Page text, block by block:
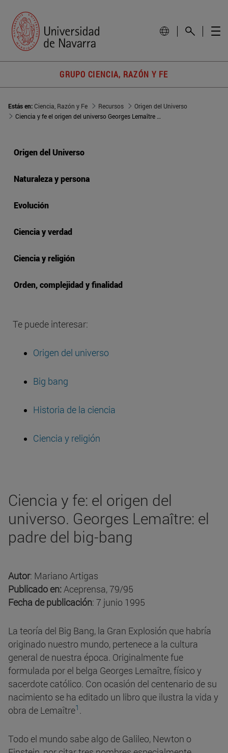
GRUPO CIENCIA, RAZÓN Y FE
Estás en:Ciencia, Razón y Fe Recursos
Origen del Universo
Ciencia y fe el origen del universo Georges Lemaître el padre del big-bang
Origen del Universo
Naturaleza y persona
Evolución
Ciencia y verdad
Ciencia y religión
Orden, complejidad y finalidad
Te puede interesar:
Origen del universo
Big bang
Historia de la ciencia
Ciencia y religión
Ciencia y fe: el origen del
universo. Georges Lemaître: el
padre del big-bang
Autor: Mariano Artigas
Publicado en:Aceprensa, 79/95
Fecha de publicación: 7 junio 1995
La teoría del Big Bang, la Gran Explosión que habría
originado nuestro mundo, pertenece a la cultura
general de nuestra época. Originalmente fue
formulada por el belga Georges Lemaître, físico y
sacerdote católico. Con ocasión del centenario de su
nacimiento se ha editado un libro que ilustra la vida y
obra de Lemaître1 .
Todo el mundo sabe algo de Galileo, Newton o